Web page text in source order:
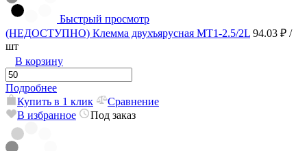
Быстрый просмотр
(НЕДОСТУПНО) Клемма двухъярусная MT1-2.5/2L 94.03 ₽ /
шт
В корзину
Подробнее
Купить в 1 клик
Сравнение
В избранное
Под заказ